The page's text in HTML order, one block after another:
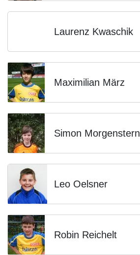
Laurenz Kwaschik
Maximilian März
Simon Morgenstern
Leo Oelsner
Robin Reichelt